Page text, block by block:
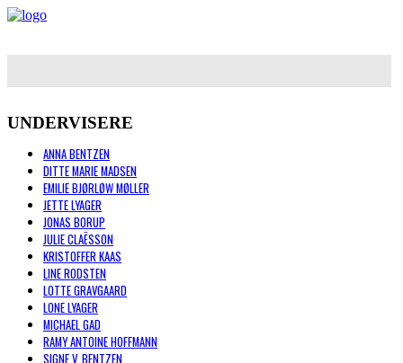
UNDERVISERE
ANNA BENTZEN
DITTE MARIE MADSEN
EMILIE BJØRLØW MØLLER
JETTE LYAGER
JONAS BORUP
JULIE CLAËSSON
KRISTOFFER KAAS
LINE RODSTEN
LOTTE GRAVGAARD
LONE LYAGER
MICHAEL GAD
RAMY ANTOINE HOFFMANN
SIGNE V. BENTZEN